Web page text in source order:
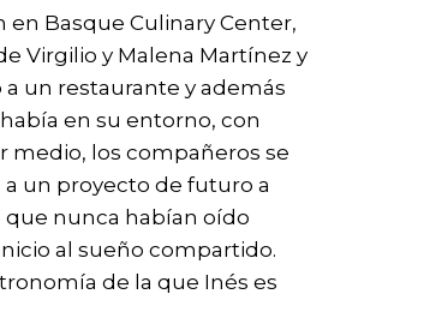
en Basque Culinary Center,
Virgilio y Malena Martínez y
un restaurante y además
en su entorno, con
medio, los compañeros se
un proyecto de futuro a
que nunca habían oído
al sueño compartido.
de la que Inés es